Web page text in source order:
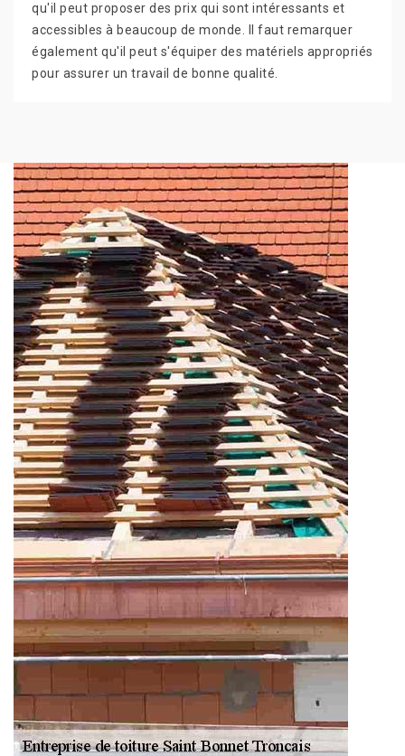
qu'il peut proposer des prix qui sont intéressants et
accessibles à beaucoup de monde. Il faut remarquer
également qu'il peut s'équiper des matériels appropriés
pour assurer un travail de bonne qualité.